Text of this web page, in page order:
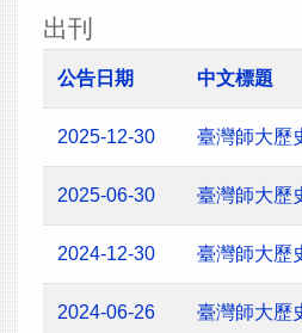
出刊
公告日期 中文標題
2025-12-30 臺灣師大歷
2025-06-30 臺灣師大歷
2024-12-30 臺灣師大歷
2024-06-26 臺灣師大歷